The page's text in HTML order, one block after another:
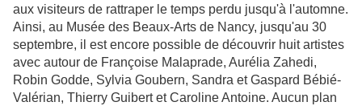
aux visiteurs de rattraper le temps perdu jusqu'à l'automne.
Ainsi, au Musée des Beaux-Arts de Nancy, jusqu'au 30
septembre, il est encore possible de découvrir huit artistes
avec autour de Françoise Malaprade, Aurélia Zahedi,
Robin Godde, Sylvia Goubern, Sandra et Gaspard Bébié-
Valérian, Thierry Guibert et Caroline Antoine. Aucun plan